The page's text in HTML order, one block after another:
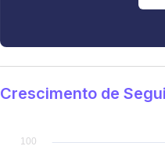
Crescimento de